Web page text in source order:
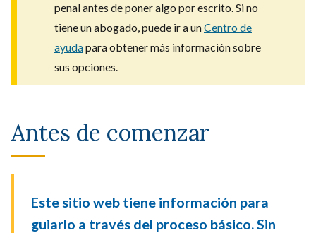
penal antes de poner algo por escrito. Si no
tiene un abogado, puede ir a unCentro de
ayudapara obtener más información sobre
sus opciones.
Antes de comenzar
Este sitio web tiene información para
guiarlo a través del proceso básico. Sin